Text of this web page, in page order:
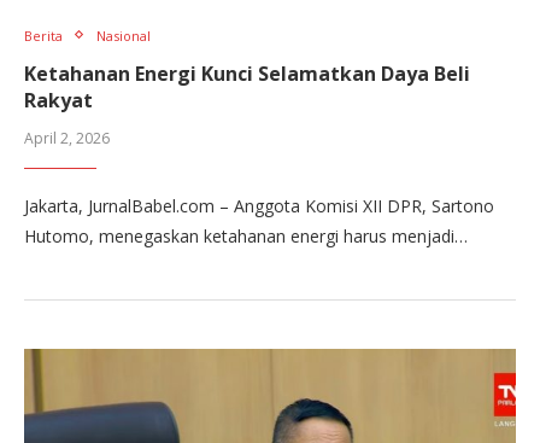
Berita Nasional
Ketahanan Energi Kunci Selamatkan Daya Beli
Rakyat
April 2, 2026
Jakarta, JurnalBabel.com – Anggota Komisi XII DPR, Sartono
Hutomo, menegaskan ketahanan energi harus menjadi…